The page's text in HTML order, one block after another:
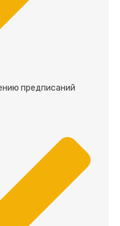
предписаний